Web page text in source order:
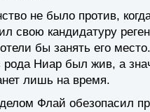
не было против,
свою кандидатуру
бы занять его
рода Ниар был жив, а
лишь на время.
Флай обезопасил